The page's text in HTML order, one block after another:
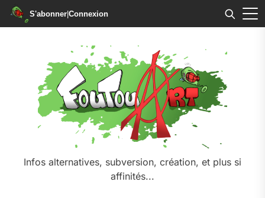
S'abonner|Connexion
Infos alternatives, subversion, création, et plus si
affinités...